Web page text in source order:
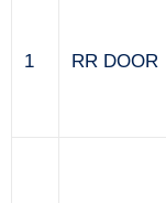
1 RR DOOR